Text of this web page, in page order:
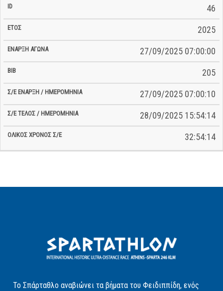
46
2025
27/09/2025 07:00:00
205
27/09/2025 07:00:10
28/09/2025 15:54:14
32:54:14
Το Σπάρταθλο αναβιώνει τα βήματα του Φειδιππίδη, ενός